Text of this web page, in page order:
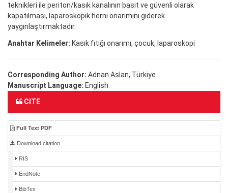
teknikleri ile periton/kasık kanalının basit ve güvenli olarak
kapatılması, laparoskopik herni onarımını giderek
yaygınlaştırmaktadır.
Anahtar Kelimeler: Kasık fıtığı onarımı, çocuk, laparoskopi
Corresponding Author: Adnan Aslan, Türkiye
Manuscript Language: English
CITE
Full Text PDF
Download citation
RIS
EndNote
BibTex